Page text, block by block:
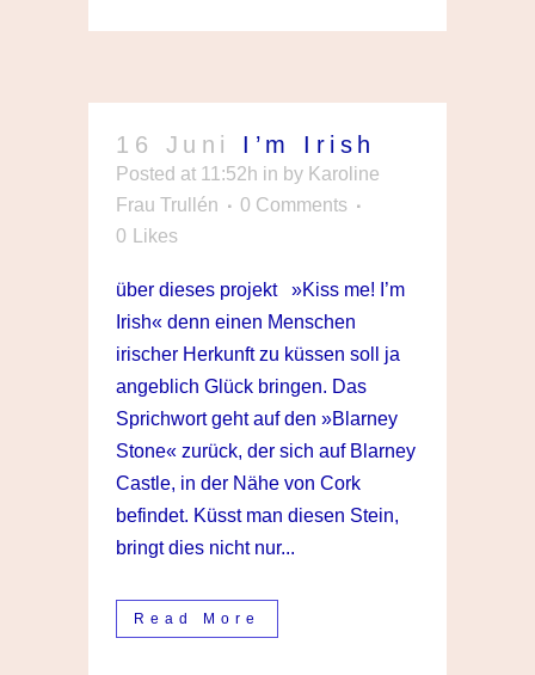
16 Juni I’m Irish
Posted at 11:52h in by Karoline
Frau Trullén
0 Comments
0
Likes
über dieses projekt »Kiss me! I’m
Irish« denn einen Menschen
irischer Herkunft zu küssen soll ja
angeblich Glück bringen. Das
Sprichwort geht auf den »Blarney
Stone« zurück, der sich auf Blarney
Castle, in der Nähe von Cork
befindet. Küsst man diesen Stein,
bringt dies nicht nur...
Read More